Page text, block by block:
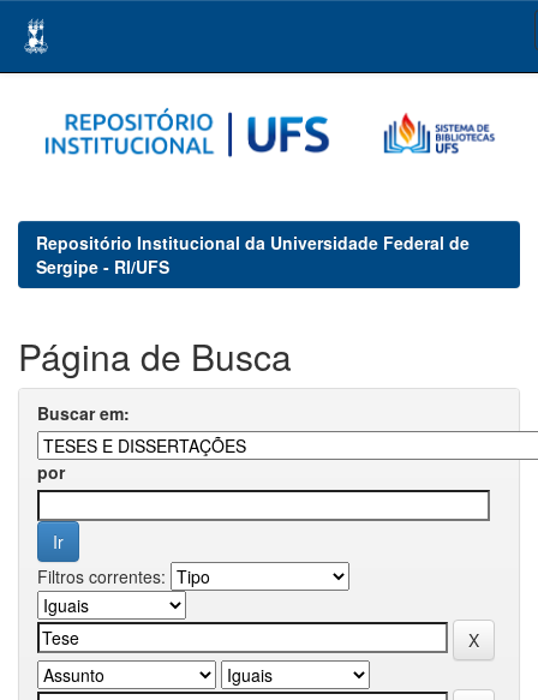
navigation
Repositório Institucional da Universidade Federal de
Sergipe - RI/UFS
Página de Busca
Buscar em:
por
Filtros correntes: